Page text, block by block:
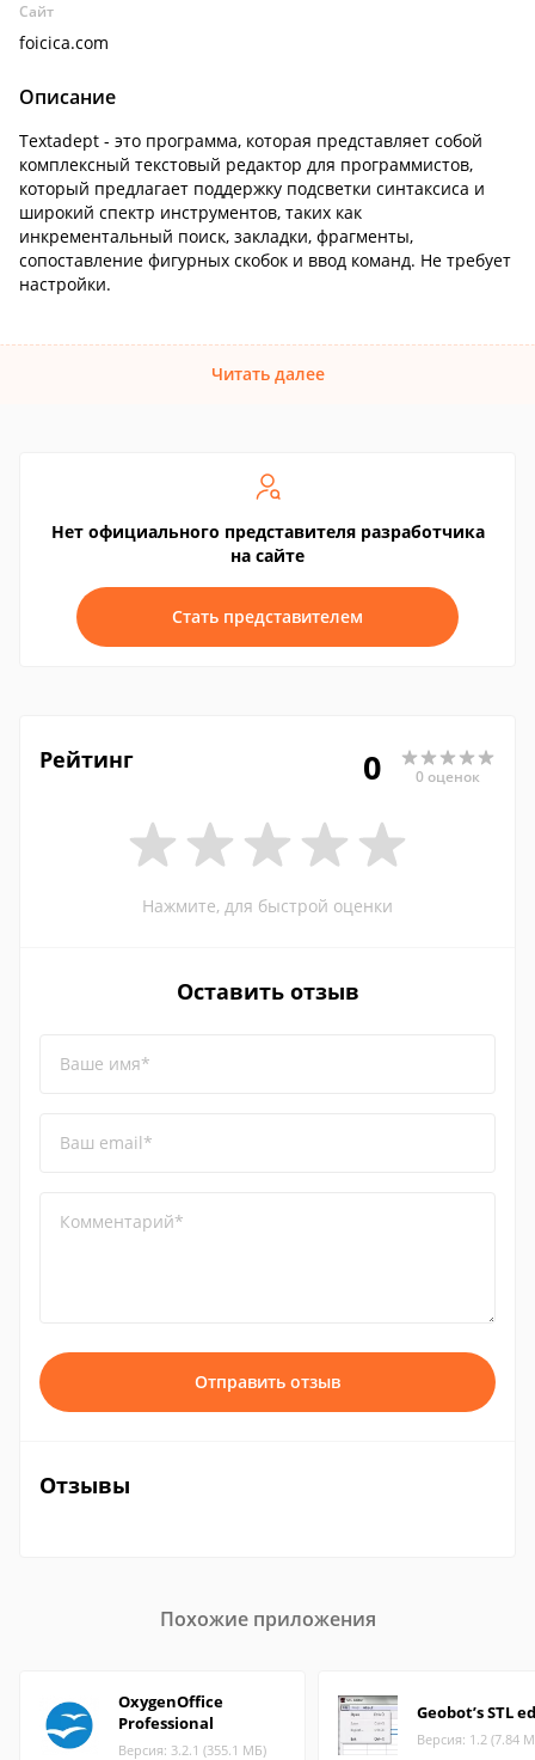
Сайт
foicica.com
Описание
Textadept - это программа, которая представляет собой
комплексный текстовый редактор для программистов,
который предлагает поддержку подсветки синтаксиса и
широкий спектр инструментов, таких как
инкрементальный поиск, закладки, фрагменты,
сопоставление фигурных скобок и ввод команд. Не требует
настройки.
Читать далее
Нет официального представителя разработчика
на сайте
Стать представителем
Рейтинг 0 0 оценок
Нажмите, для быстрой оценки
Оставить отзыв
Ваше имя*
Ваш email*
Комментарий*
Отправить отзыв
Отзывы
Похожие приложения
OxygenOffice
Professional
Версия: 3.2.1 (355.1 МБ)
Geobot’s STL
Версия: 1.2 (7.84